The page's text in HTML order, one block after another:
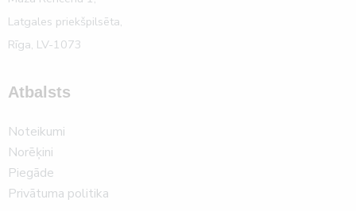
Latgales priekšpilsēta,
Rīga, LV-1073
Atbalsts
Noteikumi
Norēķini
Piegāde
Privātuma politika